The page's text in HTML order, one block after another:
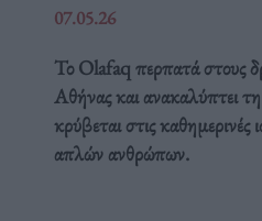
07.05.26
Το Olafaq περπατά στους
Αθήνας και ανακαλύπτει
κρύβεται στις καθημερινές
απλών ανθρώπων.